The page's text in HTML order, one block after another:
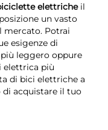
elettricheil
un vasto
Potrai
esigenze di
leggero oppure
elettrica più
di bici elettriche a
acquistare il tuo